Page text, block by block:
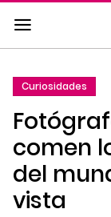
Saltar
al
contenido
a
la
navegación
principal
Curiosidades
comen
del
vista